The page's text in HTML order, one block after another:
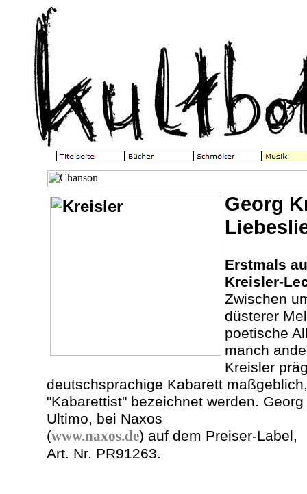
Georg
Erstmals
Kreisler-
Zwischen
düsterer
poetische
manch
Kreisler
deutschsprachige Kabarett
"Kabarettist" bezeichnet werden.
Ultimo, bei Naxos
(www.naxos.de) auf dem Preiser-Label,
Art. Nr. PR91263.